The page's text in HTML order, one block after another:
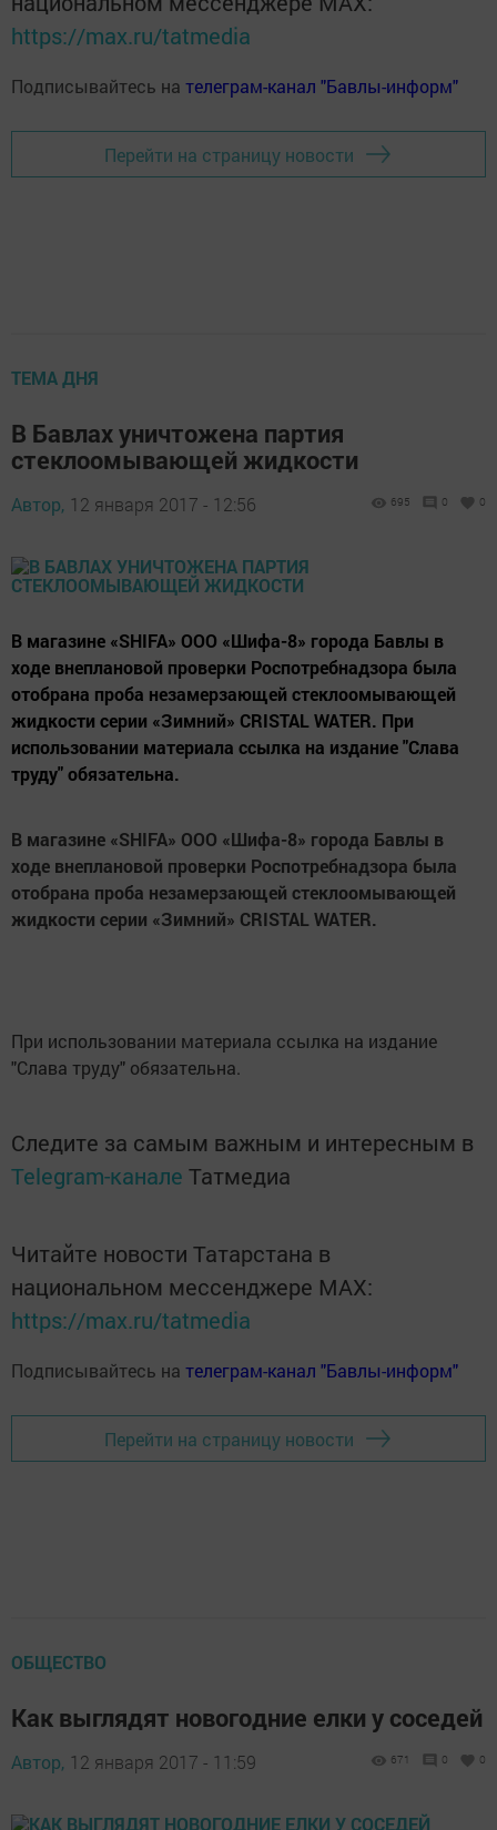
https://max.ru/tatmedia
Подписывайтесь на телеграм-канал "Бавлы-информ"
Перейти на страницу новости
ТЕМА ДНЯ
В Бавлах уничтожена партия
стеклоомывающей жидкости
Автор, 12 января 2017 - 12:56 695 0 0
В магазине «SHIFA» ООО «Шифа-8» города Бавлы в
ходе внеплановой проверки Роспотребнадзора была
отобрана проба незамерзающей стеклоомывающей
жидкости серии «Зимний» CRISTAL WATER. При
использовании материала ссылка на издание "Слава
труду" обязательна.
В магазине «SHIFA» ООО «Шифа-8» города Бавлы в
ходе внеплановой проверки Роспотребнадзора была
отобрана проба незамерзающей стеклоомывающей
жидкости серии «Зимний» CRISTALWATER.
При использовании материала ссылка на издание
"Слава труду" обязательна.
Следите за самым важным и интересным в
Telegram-канале Татмедиа
Читайте новости Татарстана в
национальном мессенджере MАХ:
https://max.ru/tatmedia
Подписывайтесь на телеграм-канал "Бавлы-информ"
Перейти на страницу новости
ОБЩЕСТВО
Как выглядят новогодние елки у соседей
Автор, 12 января 2017 - 11:59 671 0 0